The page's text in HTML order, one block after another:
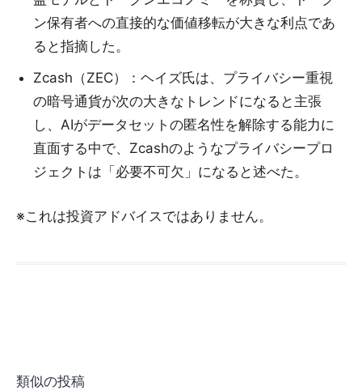
ン保有者への直接的な価値移転が大きな利点であ
ると指摘した。
Zcash（ZEC）：ヘイズ氏は、プライバシー重視
の暗号通貨が次の大きなトレンドになると主張
し、AIがデータセットの匿名性を解除する能力に
直面する中で、Zcashのようなプライバシープロ
ジェクトは「必要不可欠」になると述べた。
※これは投資アドバイスではありません。
類似の投稿